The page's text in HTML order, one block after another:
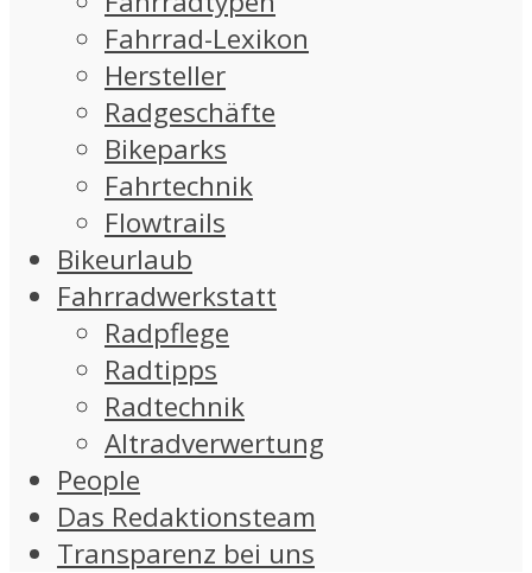
Fahrrad-Lexikon
Hersteller
Radgeschäfte
Bikeparks
Fahrtechnik
Flowtrails
Bikeurlaub
Fahrradwerkstatt
Radpflege
Radtipps
Radtechnik
Altradverwertung
People
Das Redaktionsteam
Transparenz bei uns